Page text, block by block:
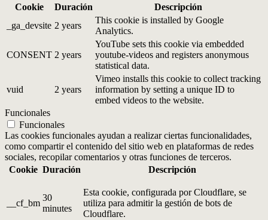
Cookie
Duración
Descripción
_ga_devsite 2 years
This cookie is installed by Google
Analytics.
CONSENT 2 years
YouTube sets this cookie via embedded
youtube-videos and registers anonymous
statistical data.
vuid 2 years
Vimeo installs this cookie to collect tracking
information by setting a unique ID to
embed videos to the website.
Funcionales
Funcionales
Las cookies funcionales ayudan a realizar ciertas funcionalidades,
como compartir el contenido del sitio web en plataformas de redes
sociales, recopilar comentarios y otras funciones de terceros.
Cookie Duración Descripción
__cf_bm
30
minutes
Esta cookie, configurada por Cloudflare, se
utiliza para admitir la gestión de bots de
Cloudflare.